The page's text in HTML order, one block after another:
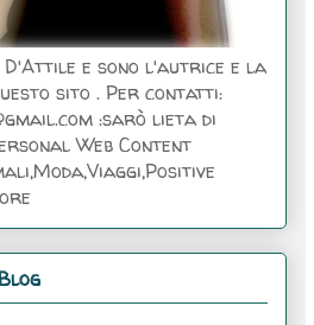
D'Attile e sono l'autrice e la
sito . Per contatti:
:sarò lieta di
Web Content